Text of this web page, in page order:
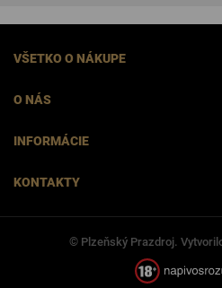
VŠETKO O NÁKUPE
O NÁS
INFORMÁCIE
KONTAKTY
© Plzeňský Prazdroj.